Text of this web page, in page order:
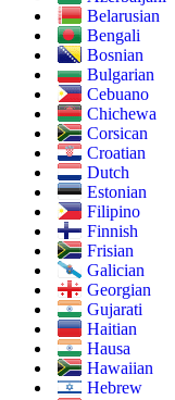
Belarusian
Bengali
Bosnian
Bulgarian
Cebuano
Chichewa
Corsican
Croatian
Dutch
Estonian
Filipino
Finnish
Frisian
Galician
Georgian
Gujarati
Haitian
Hausa
Hawaiian
Hebrew